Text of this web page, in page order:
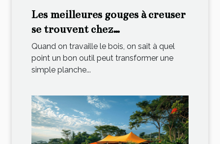
Les meilleures gouges à creuser
se trouvent chez
ThéoTopOutils !
Quand on travaille le bois, on sait à quel
point un bon outil peut transformer une
simple planche...